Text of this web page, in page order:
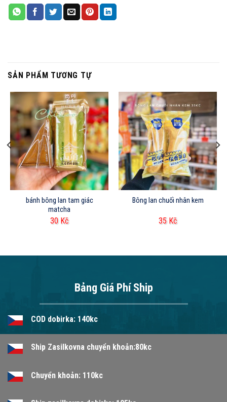
SẢN PHẨM TƯƠNG TỰ
bánh bông lan tam giác
matcha
30 Kč
Bông lan chuối nhân kem
35 Kč
Bảng Giá Phí Ship
COD dobirka: 140kc
Ship Zasilkovna chuyển khoản:80kc
Chuyển khoản: 110kc